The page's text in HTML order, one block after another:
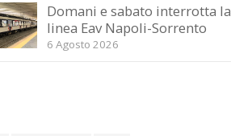
Domani e sabato interrotta la
linea Eav Napoli-Sorrento
6 Agosto 2026